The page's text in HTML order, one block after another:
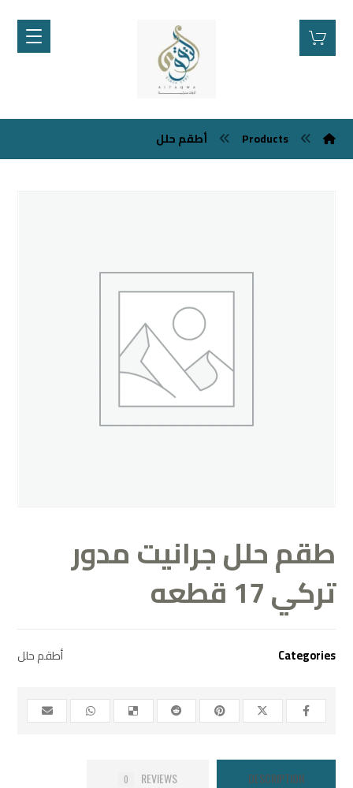
Products أطقم حلل
طقم حلل جرانيت مدور
تركي 17 قطعه
Categories أطقم حلل
DESCRIPTION
REVIEWS
0